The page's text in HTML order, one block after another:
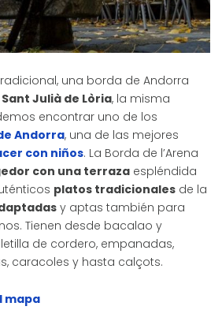
una borda de Andorra
Sant Julià de Lòria, la misma
encontrar uno de los
Andorra, una de las mejores
con niños. La Borda de l’Arena
con una terraza espléndida
platos tradicionales de la
y aptas también para
Tienen desde bacalao y
de cordero, empanadas,
caracoles y hasta calçots.
mapa